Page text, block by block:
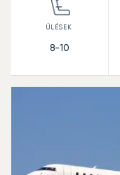
8-10